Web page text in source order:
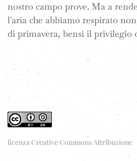
nostro campo prove. Ma a
l'aria che abbiamo respirato
di primavera, bensì il
licenza Creative Commons Attribuzione